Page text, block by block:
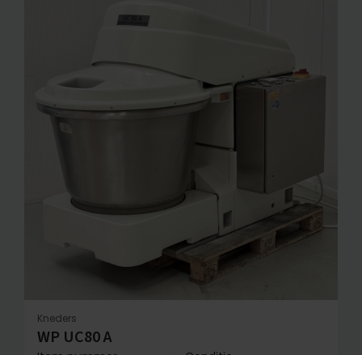
Kneders
WP UC80 A